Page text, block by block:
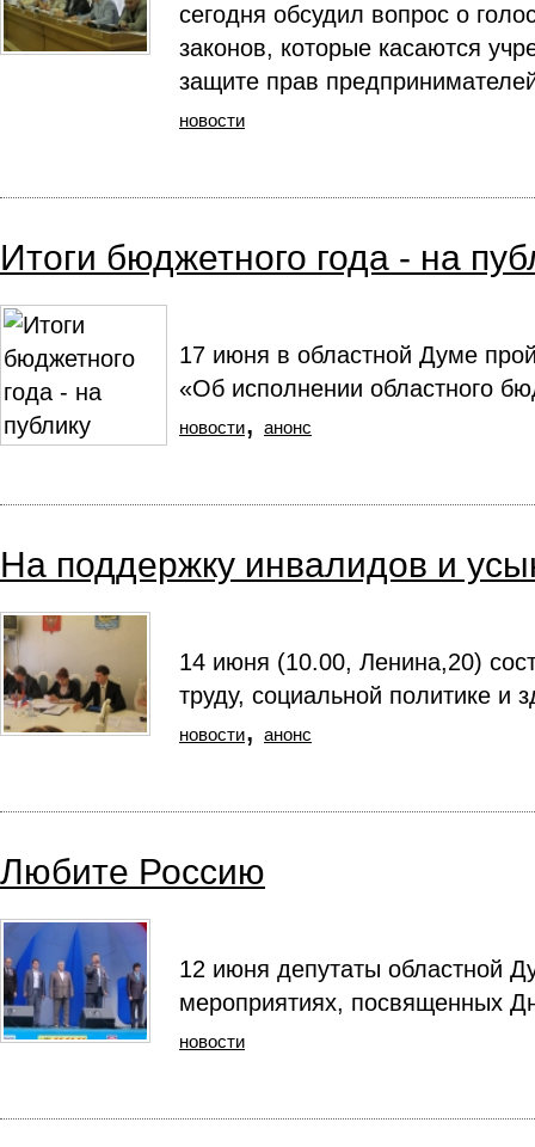
сегодня обсудил вопрос о
законов, которые касаются
защите прав
новости
Итоги бюджетного года - на
17 июня в областной Думе
«Об исполнении областного
новости, анонс
На поддержку инвалидов и
14 июня (10.00, Ленина,20)
труду, социальной политике и
новости, анонс
Любите Россию
12 июня депутаты областной
мероприятиях, посвященных
новости